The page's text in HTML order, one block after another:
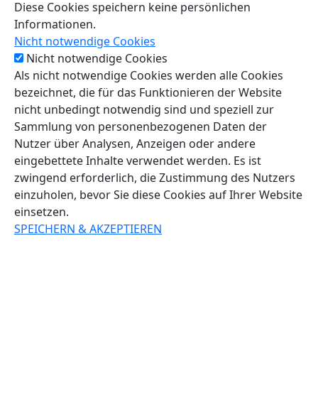
Diese Cookies speichern keine persönlichen
Informationen.
Nicht notwendige Cookies
Nicht notwendige Cookies
Als nicht notwendige Cookies werden alle Cookies
bezeichnet, die für das Funktionieren der Website
nicht unbedingt notwendig sind und speziell zur
Sammlung von personenbezogenen Daten der
Nutzer über Analysen, Anzeigen oder andere
eingebettete Inhalte verwendet werden. Es ist
zwingend erforderlich, die Zustimmung des Nutzers
einzuholen, bevor Sie diese Cookies auf Ihrer Website
einsetzen.
SPEICHERN & AKZEPTIEREN